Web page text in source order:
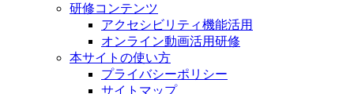
研修コンテンツ
アクセシビリティ機能活用
オンライン動画活用研修
本サイトの使い方
プライバシーポリシー
サイトマップ